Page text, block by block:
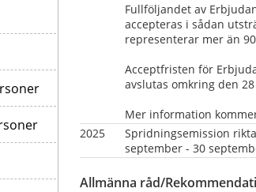
Fullföljandet av
accepteras i sådan
representerar mer än
Acceptfristen för
avslutas omkring den
Mer information
2025
Spridningsemission
september - 30
Allmänna råd/